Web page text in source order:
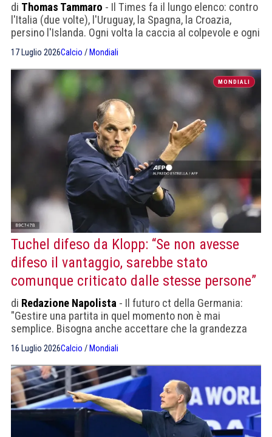
di Thomas Tammaro - Il Times fa il lungo elenco: contro
l'Italia (due volte), l'Uruguay, la Spagna, la Croazia,
persino l'Islanda. Ogni volta la caccia al colpevole e ogni
17 Luglio 2026Calcio / Mondiali
MONDIALI
Tuchel difeso da Klopp: “Se non avesse
difeso il vantaggio, sarebbe stato
comunque criticato dalle stesse persone”
di Redazione Napolista - Il futuro ct della Germania:
"Gestire una partita in quel momento non è mai
semplice. Bisogna anche accettare che la grandezza
non lo capisci, allora non hai davvero capito il calcio".
16 Luglio 2026Calcio / Mondiali